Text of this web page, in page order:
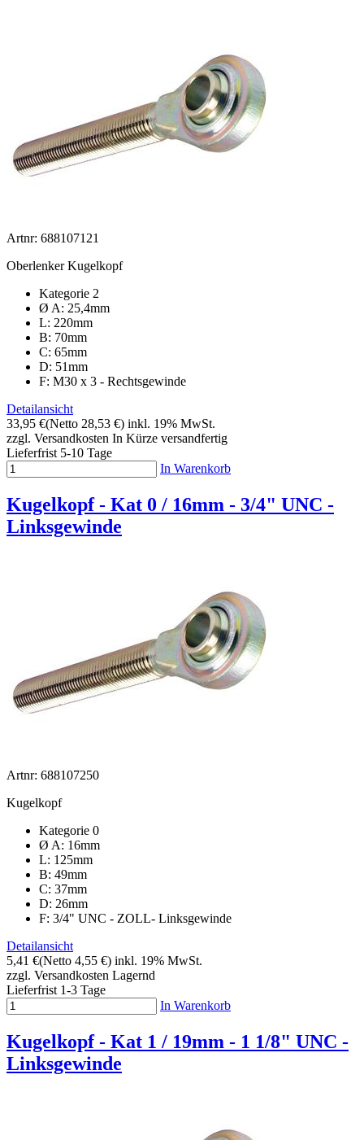
Artnr: 688107121
Oberlenker Kugelkopf
Kategorie 2
Ø A: 25,4mm
L: 220mm
B: 70mm
C: 65mm
D: 51mm
F: M30 x 3 - Rechtsgewinde
Detailansicht
33,95 €(Netto 28,53 €) inkl. 19% MwSt.
zzgl. Versandkosten In Kürze versandfertig
Lieferfrist 5-10 Tage
In Warenkorb
Kugelkopf - Kat 0 / 16mm - 3/4" UNC -
Linksgewinde
Artnr: 688107250
Kugelkopf
Kategorie 0
Ø A: 16mm
L: 125mm
B: 49mm
C: 37mm
D: 26mm
F: 3/4" UNC - ZOLL- Linksgewinde
Detailansicht
5,41 €(Netto 4,55 €) inkl. 19% MwSt.
zzgl. Versandkosten Lagernd
Lieferfrist 1-3 Tage
In Warenkorb
Kugelkopf - Kat 1 / 19mm - 1 1/8" UNC -
Linksgewinde